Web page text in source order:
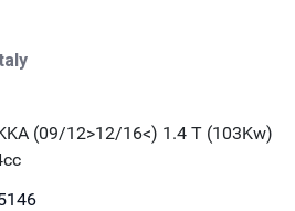
(09/12>12/16<) 1.4 T (103Kw)